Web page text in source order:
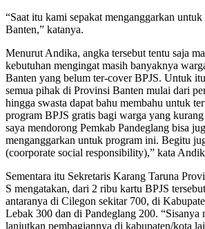
“Saat itu kami sepakat menganggarkan
Banten,” katanya.
Menurut Andika, angka tersebut tentu saja
kebutuhan mengingat masih banyaknya
Banten yang belum ter-cover BPJS. Untuk
semua pihak di Provinsi Banten mulai dari
hingga swasta dapat bahu membahu untuk
program BPJS gratis bagi warga yang
saya mendorong Pemkab Pandeglang bisa
menganggarkan untuk program ini. Begitu
(coorporate social responsibility),” kata
Sementara itu Sekretaris Karang Taruna
S mengatakan, dari 2 ribu kartu BPJS
antaranya di Cilegon sekitar 700, di
Lebak 300 dan di Pandeglang 200. “Sisanya
lanjutkan pembagiannya di kabupaten/kota